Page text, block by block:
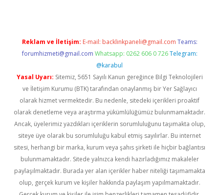
Reklam ve İletişim: E-mail: backlinkpaneli@gmail.com Teams:
forumhizmeti@gmail.com Whatsapp: 0262 606 0 726 Telegram:
@karabul
Yasal Uyarı: Sitemiz, 5651 Sayılı Kanun gereğince Bilgi Teknolojileri
ve İletişim Kurumu (BTK) tarafından onaylanmış bir Yer Sağlayıcı
olarak hizmet vermektedir. Bu nedenle, sitedeki içerikleri proaktif
olarak denetleme veya araştırma yükümlülüğümüz bulunmamaktadır.
Ancak, üyelerimiz yazdıkları içeriklerin sorumluluğunu taşımakta olup,
siteye üye olarak bu sorumluluğu kabul etmiş sayılırlar. Bu internet
sitesi, herhangi bir marka, kurum veya şahıs şirketi ile hiçbir bağlantısı
bulunmamaktadır. Sitede yalnızca kendi hazırladığımız makaleler
paylaşılmaktadır. Burada yer alan içerikler haber niteliği taşımamakta
olup, gerçek kurum ve kişiler hakkında paylaşım yapılmamaktadır.